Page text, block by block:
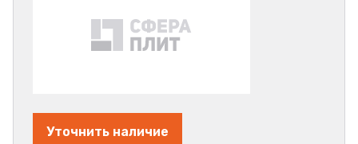
Уточнить наличие